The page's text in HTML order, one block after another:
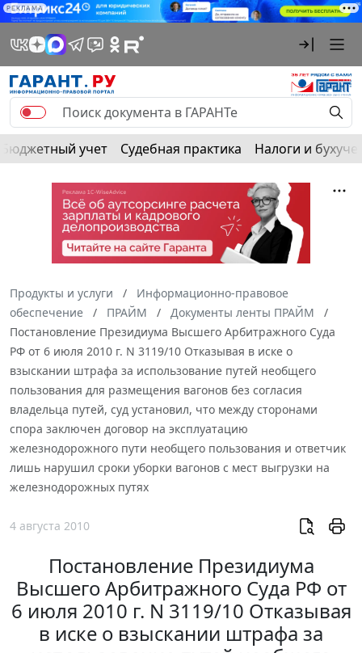
РЕКЛАМА
Бюджетный учет Судебная практика Налоги и
Продукты и услуги
Информационно-правовое
обеспечение
ПРАЙМ
Документы ленты ПРАЙМ
Постановление Президиума Высшего Арбитражного Суда
РФ от 6 июля 2010 г. N 3119/10 Отказывая в иске о
взыскании штрафа за использование путей необщего
пользования для размещения вагонов без согласия
владельца путей, суд установил, что между сторонами
спора заключен договор на эксплуатацию
железнодорожного пути необщего пользования и ответчик
лишь нарушил сроки уборки вагонов с мест выгрузки на
железнодорожных путях
4 августа 2010
Постановление Президиума
Высшего Арбитражного Суда РФ от
6 июля 2010 г. N 3119/10 Отказывая
в иске о взыскании штрафа за